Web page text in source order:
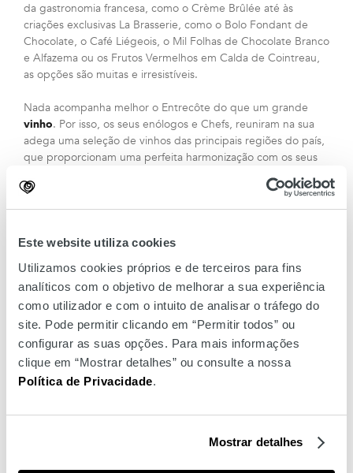
Este website utiliza cookies
Utilizamos cookies próprios e de terceiros para fins
analíticos com o objetivo de melhorar a sua experiência
como utilizador e com o intuito de analisar o tráfego do
site. Pode permitir clicando em “Permitir todos” ou
configurar as suas opções. Para mais informações
clique em “Mostrar detalhes” ou consulte a nossa
Política de Privacidade.
Mostrar detalhes
da gastronomia francesa, como o Crème Brûlée até às
criações exclusivas La Brasserie, como o Bolo Fondant de
Chocolate, o Café Liégeois, o Mil Folhas de Chocolate Branco
e Alfazema ou os Frutos Vermelhos em Calda de Cointreau,
as opções são muitas e irresistíveis.
Nada acompanha melhor o Entrecôte do que um grande
vinho. Por isso, os seus enólogos e Chefs, reuniram na sua
adega uma seleção de vinhos das principais regiões do país,
que proporcionam uma perfeita harmonização com os seus
pratos. Trabalham todos os dias com grandes e pequenos
produtores para disponibilizar permanentemente uma Carta
de Vinhos exclusivos e originais. Entre novidades e clássicos,
afável e acolhedor. Enfim, único. Vive la différence!